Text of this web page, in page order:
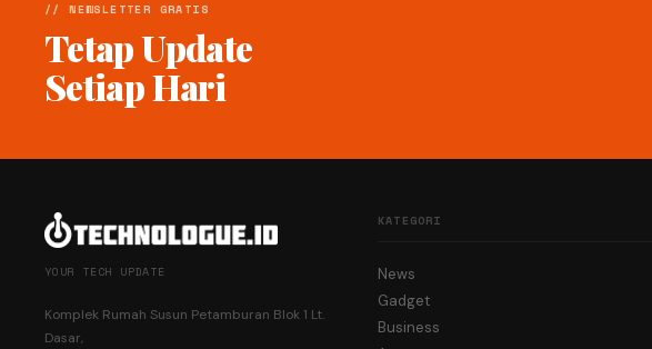
// NEWSLETTER GRATIS
Tetap Update
Setiap Hari
YOUR TECH UPDATE
Komplek Rumah Susun Petamburan Blok 1 Lt.
Dasar,
KATEGORI
News
Gadget
Business